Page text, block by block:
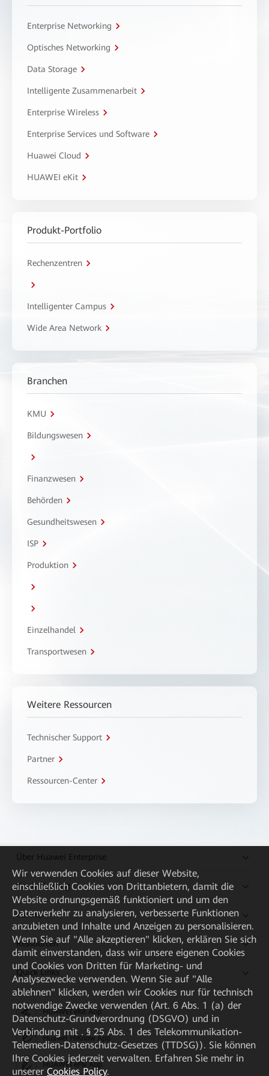
Enterprise Networking
Optisches Networking
Data Storage
Intelligente Zusammenarbeit
Enterprise Wireless
Enterprise Services und Software
Huawei Cloud
HUAWEI eKit
Produkt-Portfolio
Rechenzentren
Intelligenter Campus
Wide Area Network
Branchen
KMU
Bildungswesen
Finanzwesen
Behörden
Gesundheitswesen
ISP
Produktion
Einzelhandel
Transportwesen
Weitere Ressourcen
Technischer Support
Partner
Ressourcen-Center
Über Huawei Enterprise
Kaufanleitung
Partner
Ressourcen
Quick Links
HUAWEI eKit App
Huawei HiKnow App
HUAWEI eFly App
Wir verwenden Cookies auf dieser Website,
einschließlich Cookies von Drittanbietern, damit die
Website ordnungsgemäß funktioniert und um den
Datenverkehr zu analysieren, verbesserte Funktionen
anzubieten und Inhalte und Anzeigen zu personalisieren.
Wenn Sie auf "Alle akzeptieren" klicken, erklären Sie sich
damit einverstanden, dass wir unsere eigenen Cookies
und Cookies von Dritten für Marketing- und
Analysezwecke verwenden. Wenn Sie auf "Alle
ablehnen" klicken, werden wir Cookies nur für technisch
notwendige Zwecke verwenden (Art. 6 Abs. 1 (a) der
Datenschutz-Grundverordnung (DSGVO) und in
Verbindung mit . § 25 Abs. 1 des Telekommunikation-
Telemedien-Datenschutz-Gesetzes (TTDSG)). Sie können
Ihre Cookies jederzeit verwalten. Erfahren Sie mehr in
unserer Cookies Policy.